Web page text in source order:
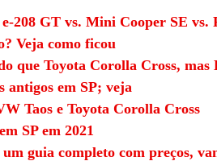
208 GT vs. Mini Cooper SE vs.
Veja como ficou
que Toyota Corolla Cross, mas
antigos em SP; veja
Taos e Toyota Corolla Cross
SP em 2021
guia completo com preços,